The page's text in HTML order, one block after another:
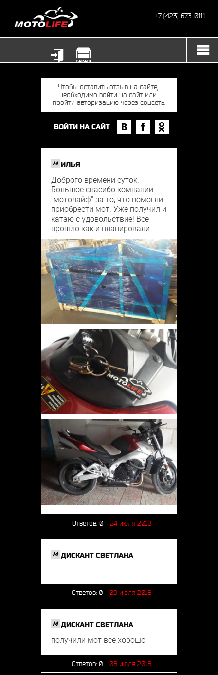
+7 (423) 673-0111
ВОЙТИ НА САЙТ
M ИЛЬЯ
Доброго времени суток.
Большое спасибо компании
"мотолайф" за то, что помогли
приобрести мот. Уже получил и
катаю с удовольствие! Все
прошло как и планировали
Ответов: 0 24 июля 2018
M ДИСКАНТ СВЕТЛАНА
Ответов: 0 09 июля 2018
M ДИСКАНТ СВЕТЛАНА
получили мот все хорошо
Ответов: 0 08 июля 2018